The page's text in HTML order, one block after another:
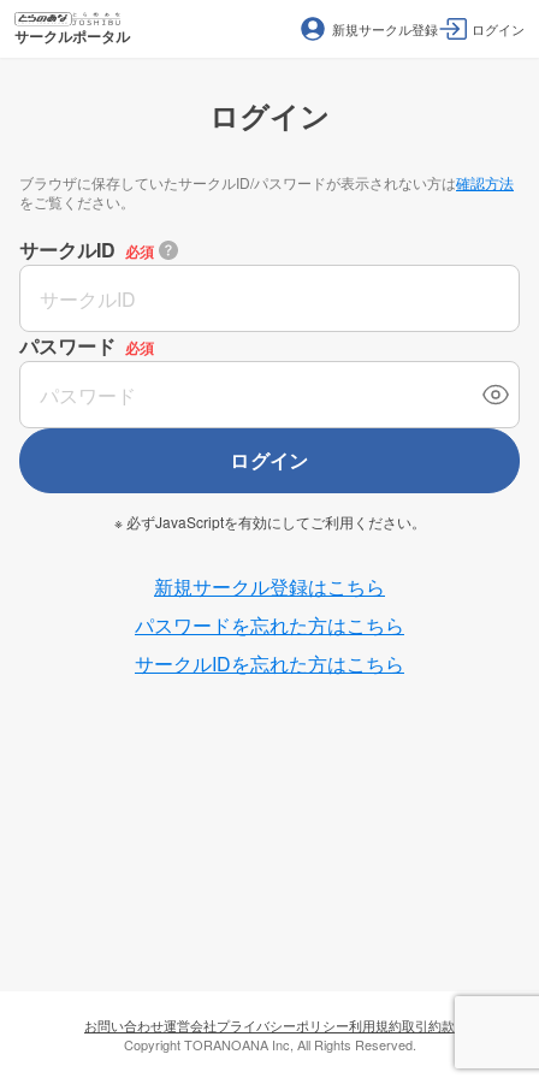
サークルポータル 新規サークル登録 ログイン
ログイン
ブラウザに保存していたサークルID/パスワードが表示されない方は確認方法
をご覧ください。
サークルID 必須
パスワード 必須
ログイン
※ 必ずJavaScriptを有効にしてご利用ください。
新規サークル登録はこちら
パスワードを忘れた方はこちら
サークルIDを忘れた方はこちら
お問い合わせ運営会社プライバシーポリシー利用規約取引約款
Copyright TORANOANA Inc, All Rights Reserved.